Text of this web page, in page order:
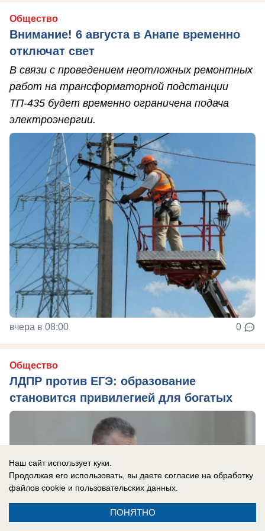
Общество
Внимание! 6 августа в Анапе временно
отключат свет
В связи с проведением неотложных ремонтных
работ на трансформаторной подстанции
ТП-435 будет временно ограничена подача
электроэнергии.
вчера в 08:00 0
Общество
ЛДПР против ЕГЭ: образование
становится привилегией для богатых
Наш сайт использует куки.
Продолжая его использовать, вы даете согласие на обработку
файлов cookie и пользовательских данных.
ПОНЯТНО